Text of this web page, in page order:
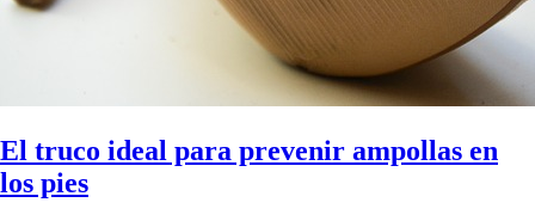
El truco ideal para prevenir ampollas en
los pies